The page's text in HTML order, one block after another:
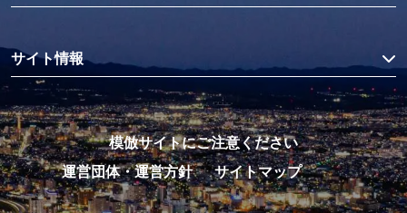
サイト情報
模倣サイトにご注意ください
運営団体・運営方針
サイトマップ